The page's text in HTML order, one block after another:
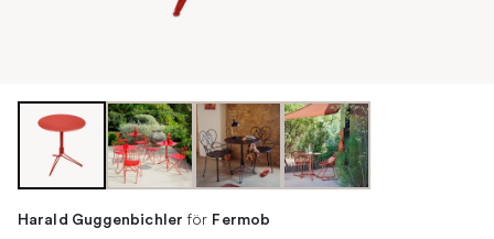
Harald Guggenbichler för Fermob